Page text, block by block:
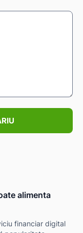
alimenta
financiar digital